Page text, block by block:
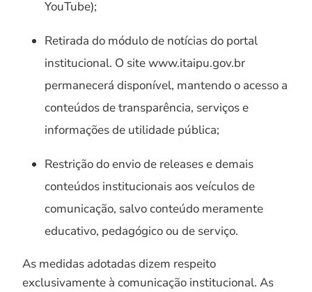
YouTube);
Retirada do módulo de notícias do portal
institucional. O site www.itaipu.gov.br
permanecerá disponível, mantendo o acesso a
conteúdos de transparência, serviços e
informações de utilidade pública;
Restrição do envio de releases e demais
conteúdos institucionais aos veículos de
comunicação, salvo conteúdo meramente
educativo, pedagógico ou de serviço.
As medidas adotadas dizem respeito
exclusivamente à comunicação institucional. As